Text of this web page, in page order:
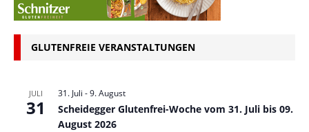
GLUTENFREIE VERANSTALTUNGEN
JULI
31
31. Juli -9. August
Scheidegger Glutenfrei-Woche vom 31. Juli bis 09.
August 2026